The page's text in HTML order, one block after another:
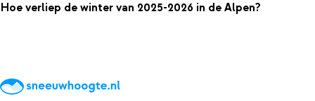
Hoe verliep de winter van 2025-2026 in de Alpen?